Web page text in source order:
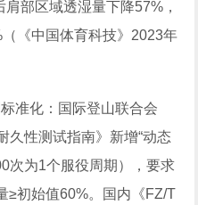
部区域透湿量下降57%，
《中国体育科技》2023年
准化：国际登山联合会
久性测试指南》新增“动态
次为1个服役周期），要求
≥初始值60%。国内《FZ/T